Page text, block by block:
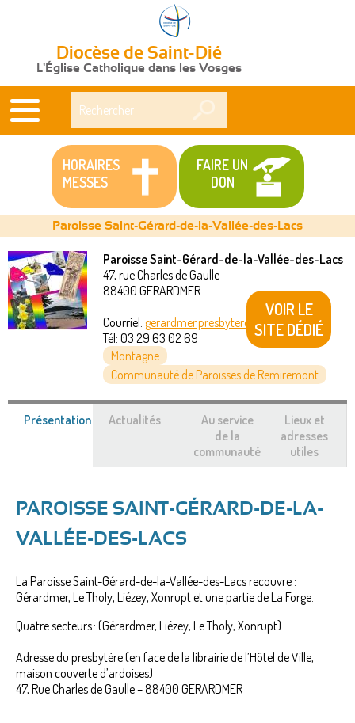
Diocèse de Saint-Dié
L'Église Catholique dans les Vosges
HORAIRES
MESSES
FAIRE UN
DON
Vous
êtes
Paroisse Saint-Gérard-de-la-Vallée-des-Lacs
Paroisse Saint-Gérard-de-la-Vallée-des-Lacs
47, rue Charles de Gaulle
88400 GERARDMER
Courriel: gerardmer.presbytere@akeonet.com
Tél: 03 29 63 02 69
Montagne
Communauté de Paroisses de Remiremont
VOIR LE
SITE DÉDIÉ
Présentation (onglet
Actualités
Au service
de la
communauté
Lieux et
adresses
utiles
PAROISSE SAINT-GÉRARD-DE-LA-
VALLÉE-DES-LACS
La Paroisse Saint-Gérard-de-la-Vallée-des-Lacs recouvre :
Gérardmer, Le Tholy, Liézey, Xonrupt et une partie de La Forge.
Quatre secteurs : (Gérardmer, Liézey, Le Tholy, Xonrupt)
Adresse du presbytère (en face de la librairie de l’Hôtel de Ville,
maison couverte d’ardoises)
47, Rue Charles de Gaulle – 88400 GERARDMER